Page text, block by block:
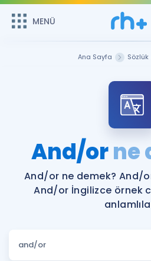
MENÜ
ÜYE
Sepetin Şu
Remzi Hoca ile seni sınava
bekliyor!
MENÜ
Kitaplar ve Kaynaklar
Katılımcı Görüşleri
Faydalı Araçlar
Sözlük
Hakkımızda
Ana Sayfa Sözlük
And/orne
And/or ne demek? And/
And/or İngilizce örnek